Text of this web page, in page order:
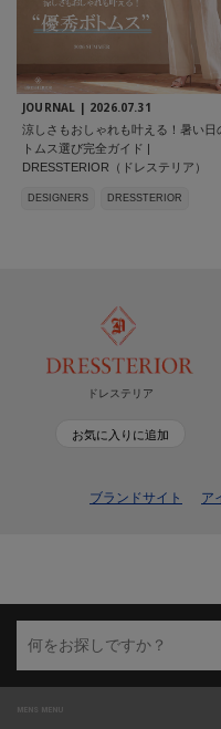
JOURNAL | 2026.07.31
涼しさもおしゃれも叶える！暑い日
トムス選び完全ガイド |
DRESSTERIOR（ドレステリア）
DESIGNERS DRESSTERIOR
ドレステリア
お気に入りに追加
ブランドサイト ア
MENS MENU